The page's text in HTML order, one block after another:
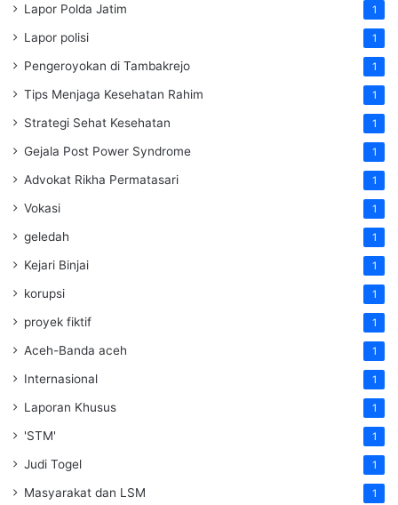
Lapor Polda Jatim 1
Lapor polisi 1
Pengeroyokan di Tambakrejo 1
Tips Menjaga Kesehatan Rahim 1
Strategi Sehat Kesehatan 1
Gejala Post Power Syndrome 1
Advokat Rikha Permatasari 1
Vokasi 1
geledah 1
Kejari Binjai 1
korupsi 1
proyek fiktif 1
Aceh-Banda aceh 1
Internasional 1
Laporan Khusus 1
'STM' 1
Judi Togel 1
Masyarakat dan LSM 1